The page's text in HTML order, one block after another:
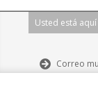
Navigation
Usted está aquí
Correo